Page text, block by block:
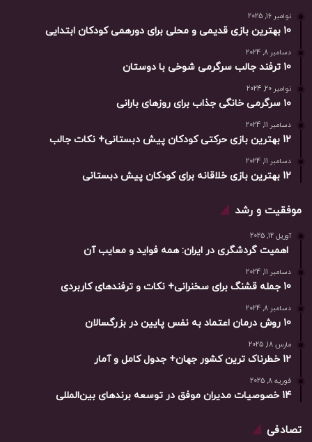
نوامبر 16, 2025
10 بهترین بازی‌ قدیمی و محلی برای دورهمی کودکان ابتدایی
دسامبر 8, 2024
10 ترفند جالب سرگرمی شوخی با دوستان
نوامبر 20, 2024
۱۰ سرگرمی خانگی جذاب برای روزهای بارانی
دسامبر 11, 2024
12 بهترین بازی حرکتی کودکان پیش دبستانی+ نکات جالب
دسامبر 11, 2024
12 بهترین بازی خلاقانه برای کودکان پیش دبستانی
موفقیت و رشد
آوریل 12, 2025
اهمیت گردشگری در ایران: همه فواید و معایب آن
دسامبر 11, 2024
10 جمله قشنگ برای سخنرانی+ نکات و ترفندهای کاربردی
دسامبر 8, 2024
10 روش درمان اعتماد به نفس پایین در بزرگسالان
مارس 18, 2025
12 خطرناک ترین کشور جهان+ جدول کامل و آمار
فوریه 8, 2025
14 خصوصیات مدیران موفق در توسعه برندهای بین‌المللی
تصادفی